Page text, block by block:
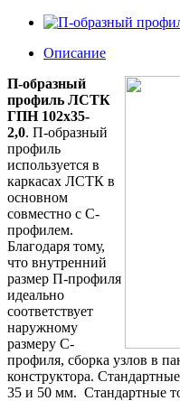
Описание
П-образный
профиль ЛСТК
ГПН 102x35-
2,0. П-образный
профиль
используется в
каркасах ЛСТК в
основном
совместно с С-
профилем.
Благодаря тому,
что внутренний
размер П-профиля
идеально
соответствует
наружному
размеру С-
профиля, сборка узлов в
конструктора.
35 и 50 мм. Стандартные